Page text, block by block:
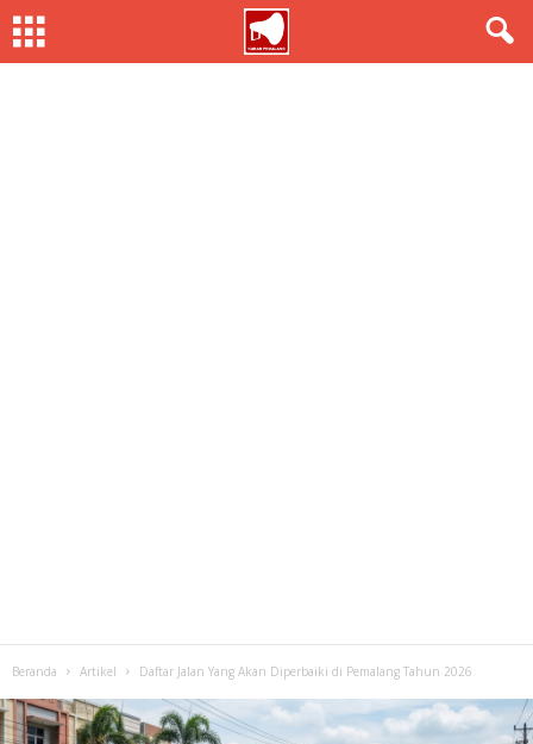
Beranda Artikel Daftar Jalan Yang Akan Diperbaiki di Pemalang Tahun 2026